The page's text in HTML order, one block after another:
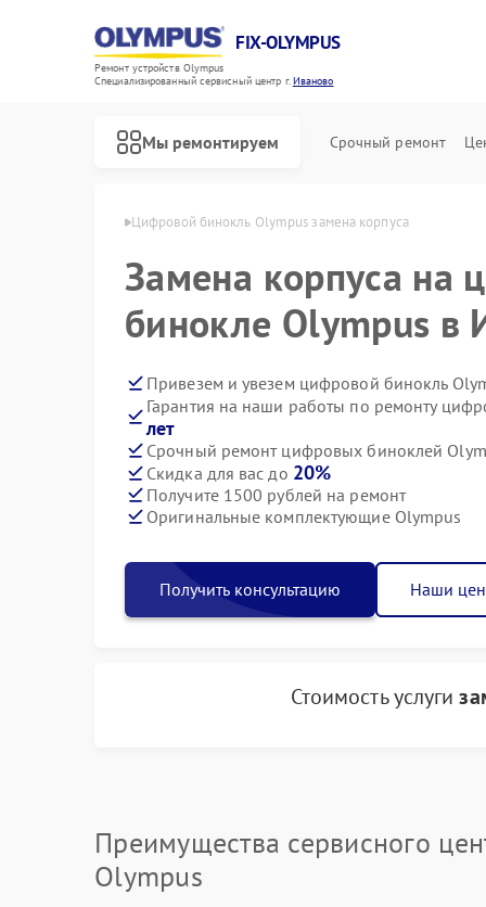
FIX-OLYMPUS
Ремонт устройств Olympus
Специализированный cервисный центр г.Иваново
Мы ремонтируем Срочный ремонт
Цифровой бинокль Olympus замена корпуса
Замена корпуса на
бинокле Olympus в
Привезем и увезем цифровой бинокль
Гарантия на наши работы по ремонту
лет
Срочный ремонт цифровых биноклей
Скидка для вас до 20%
Получите 1500 рублей на ремонт
Оригинальные комплектующие Olympus
Получить консультацию Наши
Стоимость услуги
Преимущества сервисного
Olympus